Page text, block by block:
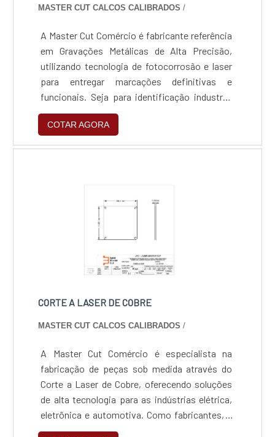
MASTER CUT CALCOS CALIBRADOS /
A Master Cut Comércio é fabricante referência
em Gravações Metálicas de Alta Precisão,
utilizando tecnologia de fotocorrosão e laser
para entregar marcações definitivas e
funcionais. Seja para identificação industrial
rigorosa ou para personalização decorativa de
luxo, nossos processos garantem
profundidade real e durabilidade vitalícia,
COTAR AGORA
CORTE A LASER DE COBRE
MASTER CUT CALCOS CALIBRADOS /
A Master Cut Comércio é especialista na
fabricação de peças sob medida através do
Corte a Laser de Cobre, oferecendo soluções
de alta tecnologia para as indústrias elétrica,
eletrônica e automotiva. Como fabricantes, a
empresa domina o processamento de metais